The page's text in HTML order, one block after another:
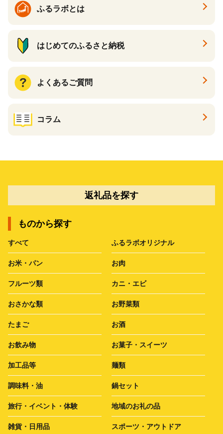
ふるラボとは
はじめてのふるさと納税
よくあるご質問
コラム
返礼品を探す
ものから探す
すべて ふるラボオリジナル
お米・パン お肉
フルーツ類 カニ・エビ
おさかな類 お野菜類
たまご お酒
お飲み物 お菓子・スイーツ
加工品等 麺類
調味料・油 鍋セット
旅行・イベント・体験 地域のお礼の品
雑貨・日用品 スポーツ・アウトドア